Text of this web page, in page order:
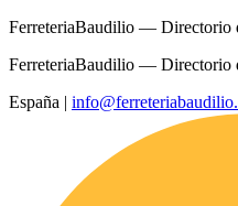
FerreteriaBaudilio — Directorio
FerreteriaBaudilio — Directorio
España |